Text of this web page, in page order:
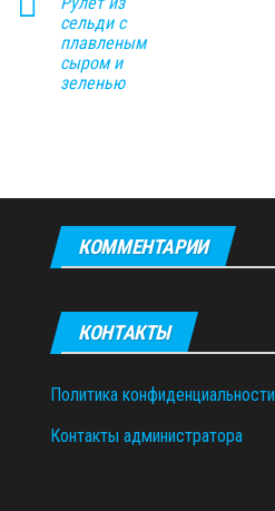
сельди с
плавленым
сыром и
зеленью
КОММЕНТАРИИ
КОНТАКТЫ
Политика конфиденциальности
Контакты администратора